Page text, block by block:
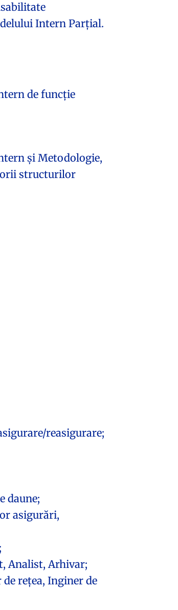
Intern Parțial.
de funcție
și Metodologie,
structurilor
reasigurare;
daune;
asigurări,
Analist, Arhivar;
rețea, Inginer de